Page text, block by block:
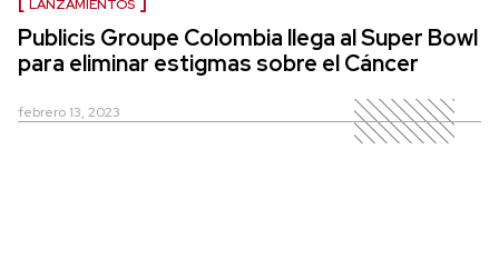
LANZAMIENTOS
Publicis Groupe Colombia llega al Super Bowl
para eliminar estigmas sobre el Cáncer
febrero 13, 2023